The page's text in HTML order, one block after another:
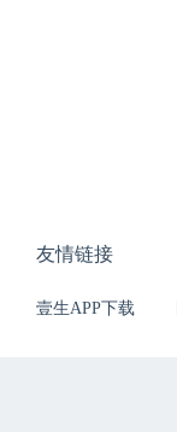
友情链接
壹生APP下载